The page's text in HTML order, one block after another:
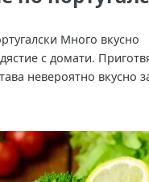
Много вкусно
с домати.
невероятно вкусно